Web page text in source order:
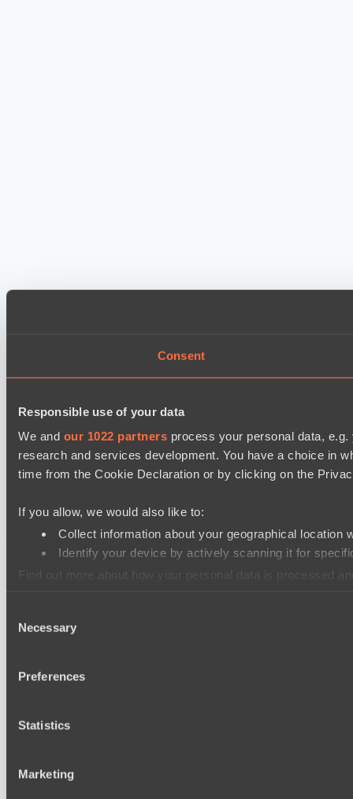
Consent
Responsible use of your data
We and our 1022 partners process your personal data,
research and services development. You have a choice in
time from the Cookie Declaration or by clicking on the
If you allow, we would also like to:
Collect information about your geographical location
Identify your device by actively scanning it for
Find out more about how your personal data is processed
information that you’ve provided to them or that they’ve
Selection
Necessary
Preferences
Statistics
Marketing